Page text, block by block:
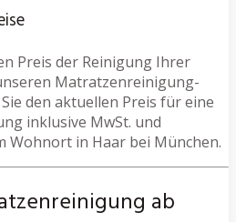
Preis der Reinigung Ihrer
Matratzenreinigung-
den aktuellen Preis für eine
inklusive MwSt. und
Wohnort in Haar bei München.
ab